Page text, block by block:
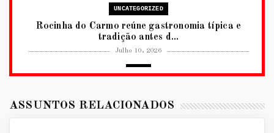
UNCATEGORIZED
Rocinha do Carmo reúne gastronomia típica e
tradição antes d...
Julho 10, 2026
BRASÍLIA COM CULTURA, DIPLOM...
ASSUNTOS RELACIONADOS